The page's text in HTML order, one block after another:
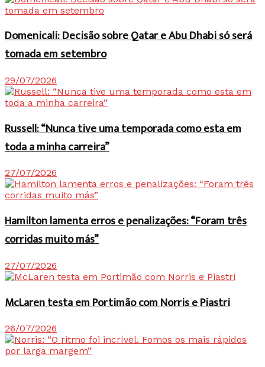
Domenicali: Decisão sobre Qatar e Abu Dhabi só será
tomada em setembro
29/07/2026
Russell: “Nunca tive uma temporada como esta em
toda a minha carreira”
27/07/2026
Hamilton lamenta erros e penalizações: “Foram três
corridas muito más”
27/07/2026
McLaren testa em Portimão com Norris e Piastri
26/07/2026